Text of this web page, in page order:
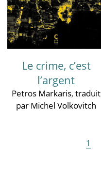
Le crime, c’est
l’argent
Petros Markaris, traduit
par Michel Volkovitch
1